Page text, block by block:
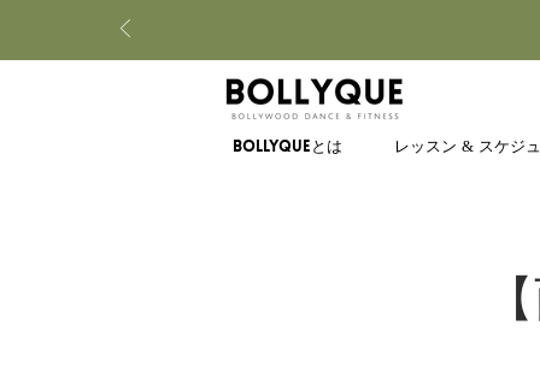
BOLLYQUEとは レッスン & スケジ